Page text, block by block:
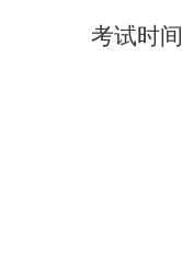
考试时